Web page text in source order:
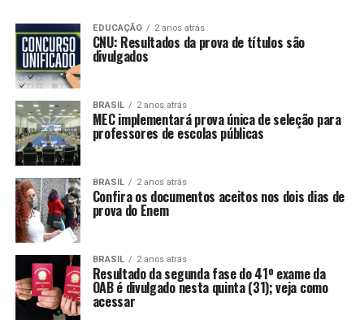
EDUCAÇÃO 2 anos atrás
CNU: Resultados da prova de títulos são
divulgados
BRASIL 2 anos atrás
MEC implementará prova única de seleção para
professores de escolas públicas
BRASIL 2 anos atrás
Confira os documentos aceitos nos dois dias de
prova do Enem
BRASIL 2 anos atrás
Resultado da segunda fase do 41º exame da
OAB é divulgado nesta quinta (31); veja como
acessar